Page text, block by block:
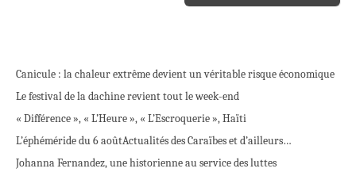
Canicule : la chaleur extrême devient un véritable risque économique
Le festival de la dachine revient tout le week-end
« Différence », « L’Heure », « L’Escroquerie », Haïti
L’éphéméride du 6 aoûtActualités des Caraïbes et d’ailleurs…
Johanna Fernandez, une historienne au service des luttes